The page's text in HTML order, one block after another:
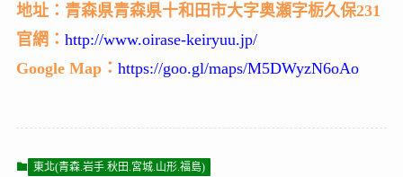
地址：青森県青森県十和田市大字奥瀬字栃久保231
官網： http://www.oirase-keiryuu.jp/
Google Map： https://goo.gl/maps/M5DWyzN6oAo
東北(青森.岩手.秋田.宮城.山形.福島)